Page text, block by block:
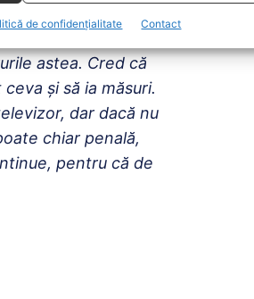
de confidențialitate Contact
să fie înlăturat,
astea. Cred că
și să ia măsuri.
dar dacă nu
chiar penală,
pentru că de